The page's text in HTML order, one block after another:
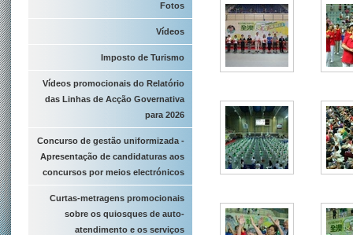
Fotos
Vídeos
Imposto de Turismo
Vídeos promocionais do Relatório
das Linhas de Acção Governativa
para 2026
Concurso de gestão uniformizada -
Apresentação de candidaturas aos
concursos por meios electrónicos
Curtas-metragens promocionais
sobre os quiosques de auto-
atendimento e os serviços